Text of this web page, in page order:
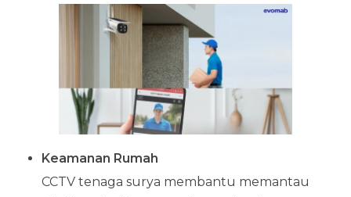
Keamanan Rumah
CCTV tenaga surya membantu memantau